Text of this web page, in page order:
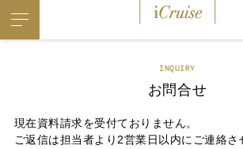
INQUIRY
お問合せ
現在資料請求を受付ておりません。
ご返信は担当者より2営業日以内にご連絡さ